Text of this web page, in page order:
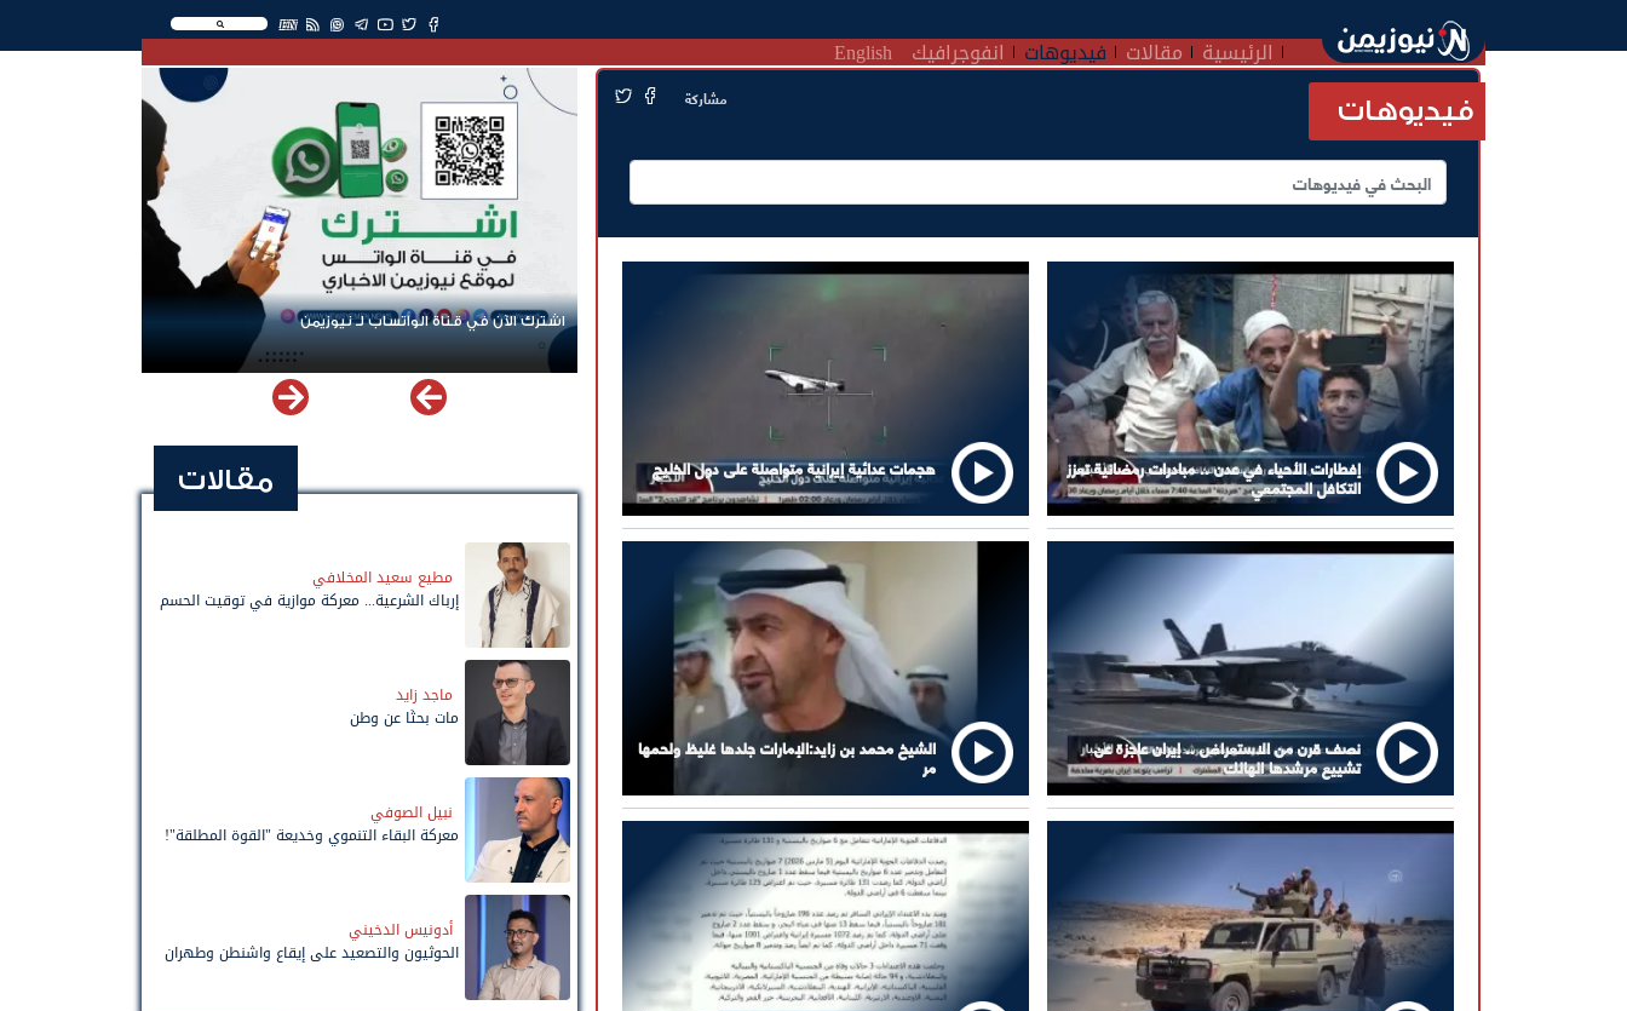
EN
الرئيسية مقالات فيديوهات انفوجرافيك English
فيديوهات مشاركة
إفطارات الأحياء في عدن .. مبادرات رمضانية تعزز
التكافل المجتمعي
هجمات عدائية إيرانية متواصلة على دول الخليج
نصف قرن من الاستعراض .. إيران عاجزة عن
تشييع مرشدها الهالك
الشيخ محمد بن زايد:الإمارات جلدها غليظ ولحمها
مر ⁧‫
عودة الرحلات الدولية إلى اليمن.. ادعاء حكومي بلا معطيات اشترك الآن في قناة الواتساب لـ نيوزيمن
مقالات
مطيع سعيد المخلافي
إرباك الشرعية... معركة موازية في توقيت الحسم
ماجد زايد
مات بحثًا عن وطن
نبيل الصوفي
معركة البقاء التنموي وخديعة "القوة المطلقة"!
أدونيس الدخيني
الحوثيون والتصعيد على إيقاع واشنطن وطهران